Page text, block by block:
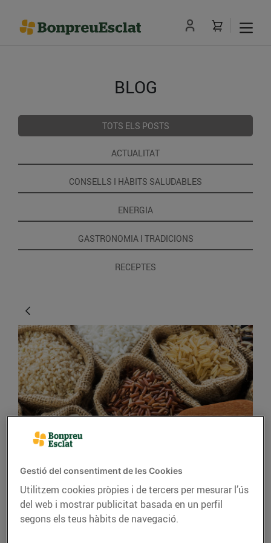
BLOG
TOTS ELS POSTS
ACTUALITAT
CONSELLS I HÀBITS SALUDABLES
ENERGIA
GASTRONOMIA I TRADICIONS
RECEPTES
CONSELLS I HÀBITS SALUDABLES
El millor arròs per a
cada plat
07/de juny/2019
Gestió del consentiment de les Cookies
Utilitzem cookies pròpies i de tercers per mesurar l’ús
del web i mostrar publicitat basada en un perfil
segons els teus hàbits de navegació.